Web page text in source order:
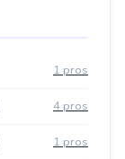
1 pros
4 pros
1 pros